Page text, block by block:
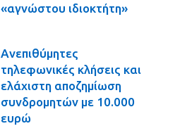
«αγνώστου ιδιοκτήτη»
Ανεπιθύμητες
τηλεφωνικές κλήσεις και
ελάχιστη αποζημίωση
συνδρομητών με 10.000
ευρώ